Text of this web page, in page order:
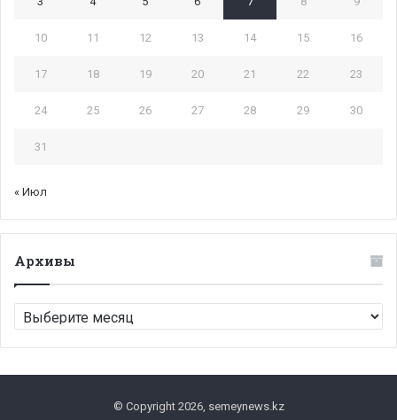
10 11 12 13 14 15 16
17 18 19 20 21 22 23
24 25 26 27 28 29 30
31
« Июл
Архивы
Архивы
© Copyright 2026, semeynews.kz